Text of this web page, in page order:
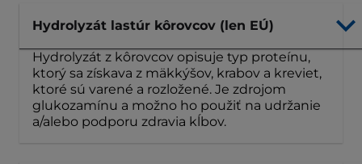
Hydrolyzát lastúr kôrovcov (len EÚ)
Hydrolyzát z kôrovcov opisuje typ proteínu,
ktorý sa získava z mäkkýšov, krabov a kreviet,
ktoré sú varené a rozložené. Je zdrojom
glukozamínu a možno ho použiť na udržanie
a/alebo podporu zdravia kĺbov.